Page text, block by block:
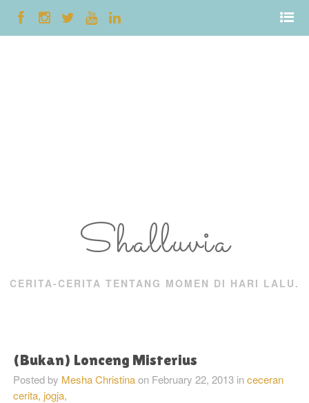
Shalluvia
CERITA-CERITA TENTANG MOMEN DI HARI LALU.
(Bukan) Lonceng Misterius
Posted by Mesha Christina on February 22, 2013 inceceran
cerita, jogja,